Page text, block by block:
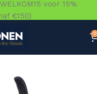
0
voor 15%
€150)